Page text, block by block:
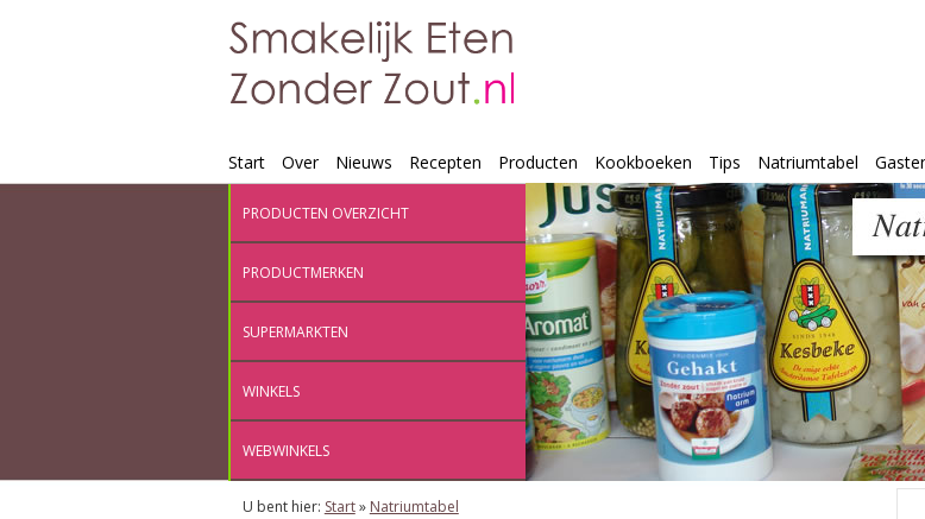
Start Over Nieuws Recepten Producten Kookboeken Tips Natriumtabel
PRODUCTEN OVERZICHT
PRODUCTMERKEN
SUPERMARKTEN
WINKELS
WEBWINKELS
U bent hier: Start» Natriumtabel